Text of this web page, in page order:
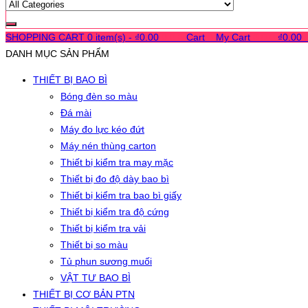
SHOPPING CART 0 item(s) - ₫0.00 Cart My Cart ₫0.00
DANH MỤC SẢN PHẨM
THIẾT BỊ BAO BÌ
Bóng đèn so màu
Đá mài
Máy đo lực kéo đứt
Máy nén thùng carton
Thiết bị kiểm tra may mặc
Thiết bị đo độ dày bao bì
Thiết bị kiểm tra bao bì giấy
Thiết bị kiểm tra độ cứng
Thiết bị kiểm tra vải
Thiết bị so màu
Tủ phun sương muối
VẬT TƯ BAO BÌ
THIẾT BỊ CƠ BẢN PTN